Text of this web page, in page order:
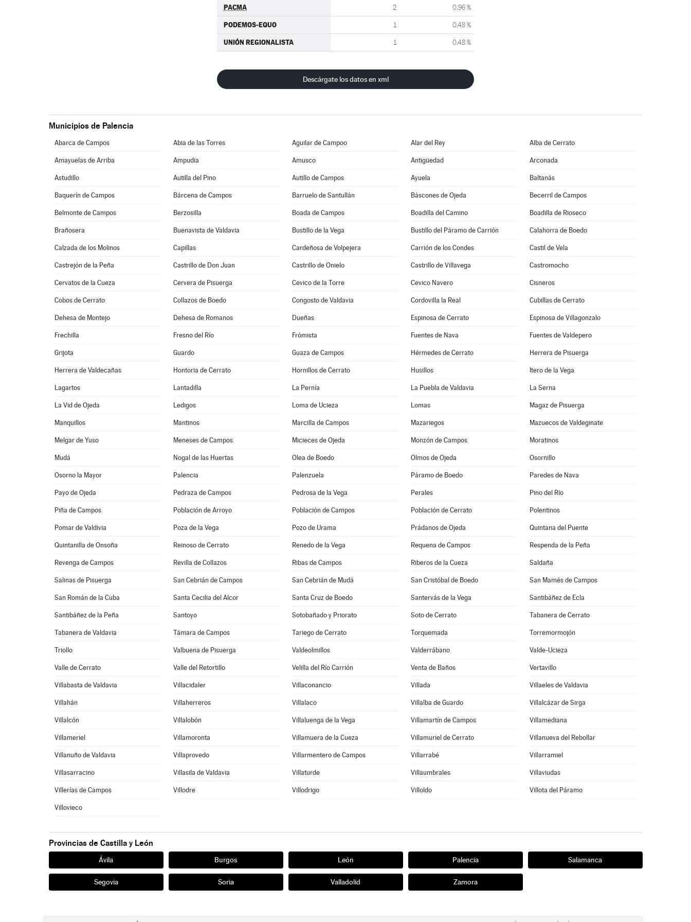
PACMA 2 0,96 %
PODEMOS-EQUO 1 0,48 %
UNIÓN REGIONALISTA 1 0,48 %
Descárgate los datos en xml
Municipios de Palencia
Abarca de Campos Abia de las Torres Aguilar de Campoo Alar del Rey Alba de Cerrato
Amayuelas de Arriba Ampudia Amusco Antigüedad Arconada
Astudillo Autilla del Pino Autillo de Campos Ayuela Baltanás
Baquerín de Campos Bárcena de Campos Barruelo de Santullán Báscones de Ojeda Becerril de Campos
Belmonte de Campos Berzosilla Boada de Campos Boadilla del Camino Boadilla de Rioseco
Brañosera Buenavista de Valdavia Bustillo de la Vega Bustillo del Páramo de Carrión Calahorra de Boedo
Calzada de los Molinos Capillas Cardeñosa de Volpejera Carrión de los Condes Castil de Vela
Castrejón de la Peña Castrillo de Don Juan Castrillo de Onielo Castrillo de Villavega Castromocho
Cervatos de la Cueza Cervera de Pisuerga Cevico de la Torre Cevico Navero Cisneros
Cobos de Cerrato Collazos de Boedo Congosto de Valdavia Cordovilla la Real Cubillas de Cerrato
Dehesa de Montejo Dehesa de Romanos Dueñas Espinosa de Cerrato Espinosa de Villagonzalo
Frechilla Fresno del Río Frómista Fuentes de Nava Fuentes de Valdepero
Grijota Guardo Guaza de Campos Hérmedes de Cerrato Herrera de Pisuerga
Herrera de Valdecañas Hontoria de Cerrato Hornillos de Cerrato Husillos Itero de la Vega
Lagartos Lantadilla La Pernía La Puebla de Valdavia La Serna
La Vid de Ojeda Ledigos Loma de Ucieza Lomas Magaz de Pisuerga
Manquillos Mantinos Marcilla de Campos Mazariegos Mazuecos de Valdeginate
Melgar de Yuso Meneses de Campos Micieces de Ojeda Monzón de Campos Moratinos
Mudá Nogal de las Huertas Olea de Boedo Olmos de Ojeda Osornillo
Osorno la Mayor Palencia Palenzuela Páramo de Boedo Paredes de Nava
Payo de Ojeda Pedraza de Campos Pedrosa de la Vega Perales Pino del Río
Piña de Campos Población de Arroyo Población de Campos Población de Cerrato Polentinos
Pomar de Valdivia Poza de la Vega Pozo de Urama Prádanos de Ojeda Quintana del Puente
Quintanilla de Onsoña Reinoso de Cerrato Renedo de la Vega Requena de Campos Respenda de la Peña
Revenga de Campos Revilla de Collazos Ribas de Campos Riberos de la Cueza Saldaña
Salinas de Pisuerga San Cebrián de Campos San Cebrián de Mudá San Cristóbal de Boedo San Mamés de Campos
San Román de la Cuba Santa Cecilia del Alcor Santa Cruz de Boedo Santervás de la Vega Santibáñez de Ecla
Santibáñez de la Peña Santoyo Sotobañado y Priorato Soto de Cerrato Tabanera de Cerrato
Tabanera de Valdavia Támara de Campos Tariego de Cerrato Torquemada Torremormojón
Triollo Valbuena de Pisuerga Valdeolmillos Valderrábano Valde-Ucieza
Valle de Cerrato Valle del Retortillo Velilla del Río Carrión Venta de Baños Vertavillo
Villabasta de Valdavia Villacidaler Villaconancio Villada Villaeles de Valdavia
Villahán Villaherreros Villalaco Villalba de Guardo Villalcázar de Sirga
Villalcón Villalobón Villaluenga de la Vega Villamartín de Campos Villamediana
Villameriel Villamoronta Villamuera de la Cueza Villamuriel de Cerrato Villanueva del Rebollar
Villanuño de Valdavia Villaprovedo Villarmentero de Campos Villarrabé Villarramiel
Villasarracino Villasila de Valdavia Villaturde Villaumbrales Villaviudas
Villerías de Campos Villodre Villodrigo Villoldo Villota del Páramo
Villovieco
Provincias de Castilla y León
Ávila Burgos León Palencia Salamanca
Segovia Soria Valladolid Zamora